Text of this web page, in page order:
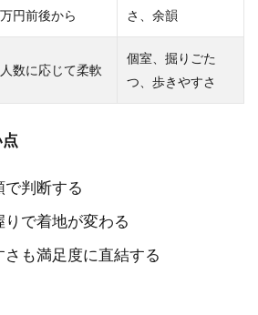
万円前後から
さ、余韻
人数に応じて柔軟
個室、掘りごた
つ、歩きやすさ
判断する
りで着地が変わる
も満足度に直結する